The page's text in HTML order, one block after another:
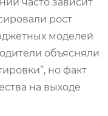
рост
моделей
объясняли
но факт
на выходе